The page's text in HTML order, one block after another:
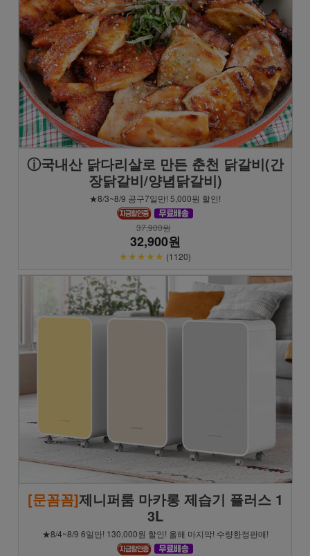
ⓘ국내산 닭다리살로 만든 춘천 닭갈비(간
장닭갈비/양념닭갈비)
★8/3~8/9 공구7일만! 5,000원 할인!
37,900원
32,900원
★★★★★ (1120)
[문꼼꼼]제니퍼룸 마카롱 제습기 플러스 1
3L
★8/4~8/9 6일만! 130,000원 할인! 올해 마지막! 수량한정판매!